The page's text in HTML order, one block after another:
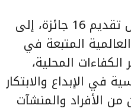
وتهدف المبادرة، من خلال تقديم 16 جائزة، إلى
المتبعة في
الكفاءات المحلية،
في الإبداع والابتكار
من الأفراد والمنشآت